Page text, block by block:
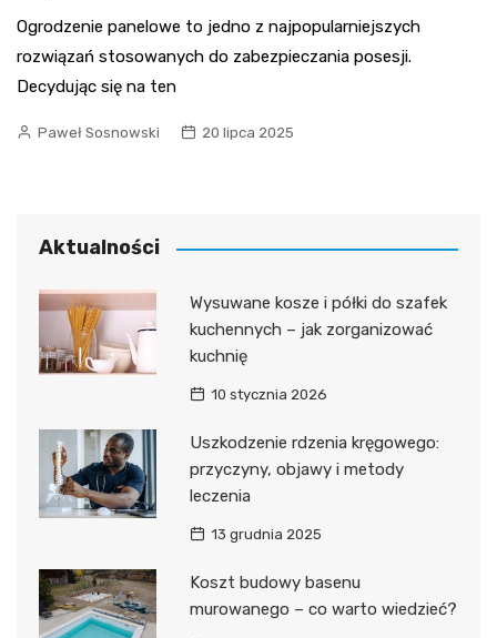
Ogrodzenie panelowe to jedno z najpopularniejszych
rozwiązań stosowanych do zabezpieczania posesji.
Decydując się na ten
Paweł Sosnowski 20 lipca 2025
Aktualności
Wysuwane kosze i półki do szafek
kuchennych – jak zorganizować
kuchnię
10 stycznia 2026
Uszkodzenie rdzenia kręgowego:
przyczyny, objawy i metody
leczenia
13 grudnia 2025
Koszt budowy basenu
murowanego – co warto wiedzieć?